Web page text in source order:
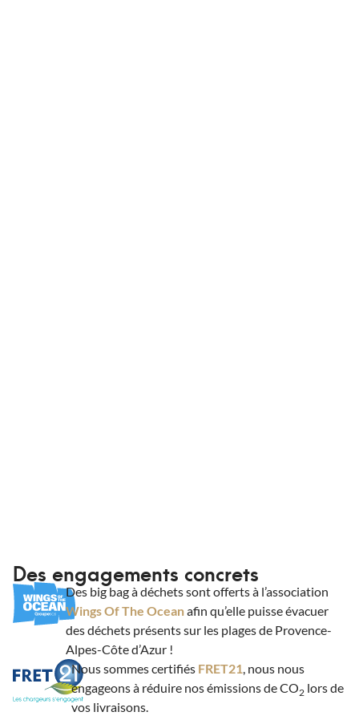
Des engagements concrets
Des big bag à déchets sont offerts à l’association
Wings Of The Oceanafin qu’elle puisse évacuer
des déchets présents sur les plages de Provence-
Alpes-Côte d’Azur !
Nous sommes certifiés FRET21, nous nous
engageons à réduire nos émissions de CO2lors de
vos livraisons.